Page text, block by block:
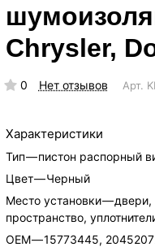
Chrysler,
0 Нет отзывов Арт.
Характеристики
Тип—пистон распорный
Цвет—Черный
Место установки—двери,
пространство,
OEM—15773445,